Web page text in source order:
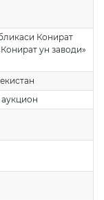
Конират
ун заводи»